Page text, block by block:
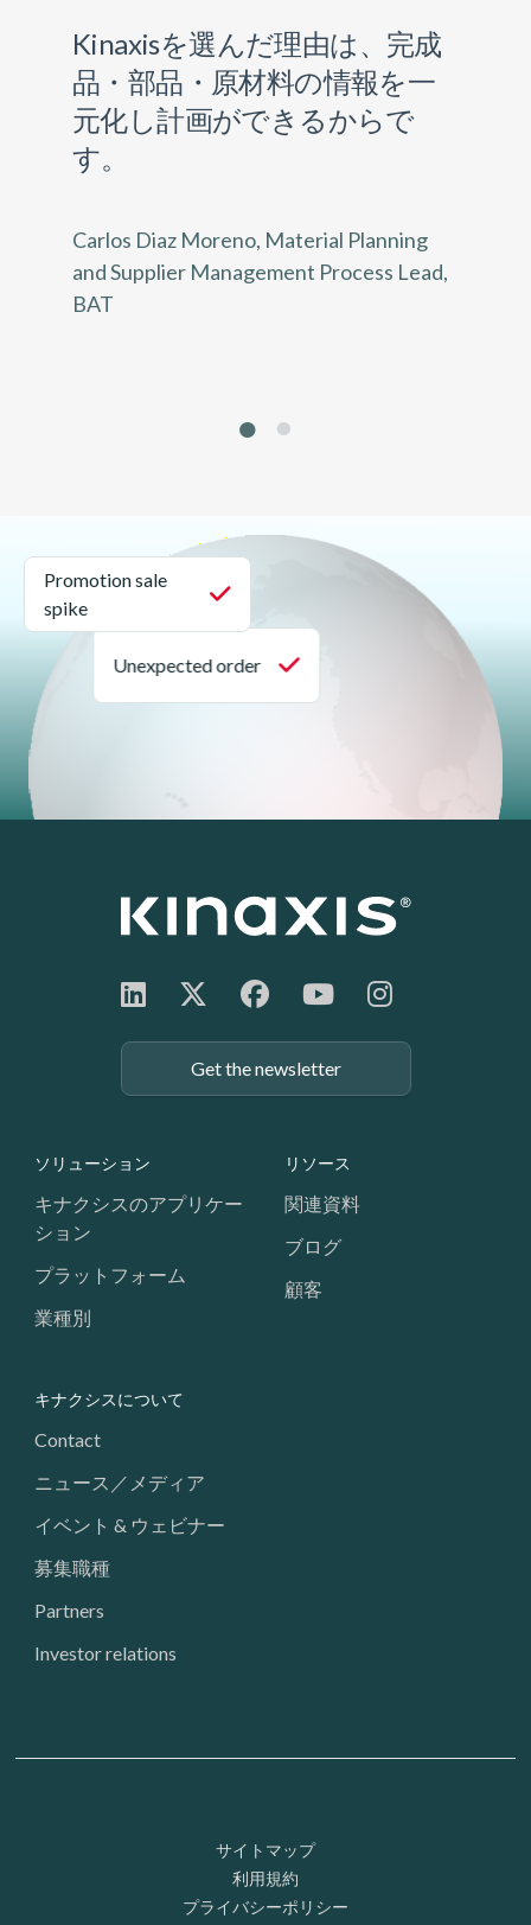
Kinaxisを選んだ理由は、完成
品・部品・原材料の情報を一
元化し計画ができるからで
す。
Carlos Diaz Moreno, Material Planning
and Supplier Management Process Lead,
BAT
1 2
Unexpected order
Promotion sale
spike
Get the newsletter
Footer: Navigation
ソリューション
キナクシスのアプリケー
ション
プラットフォーム
業種別
リソース
関連資料
ブログ
顧客
キナクシスについて
Contact
ニュース／メディア
イベント & ウェビナー
募集職種
Partners
Investor relations
Footer: Utility
サイトマップ
利用規約
プライバシーポリシー